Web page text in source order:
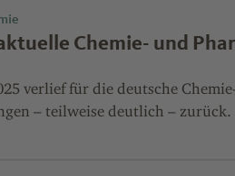
Chemie- und
verlief für die deutsche
– teilweise deutlich – zurück.